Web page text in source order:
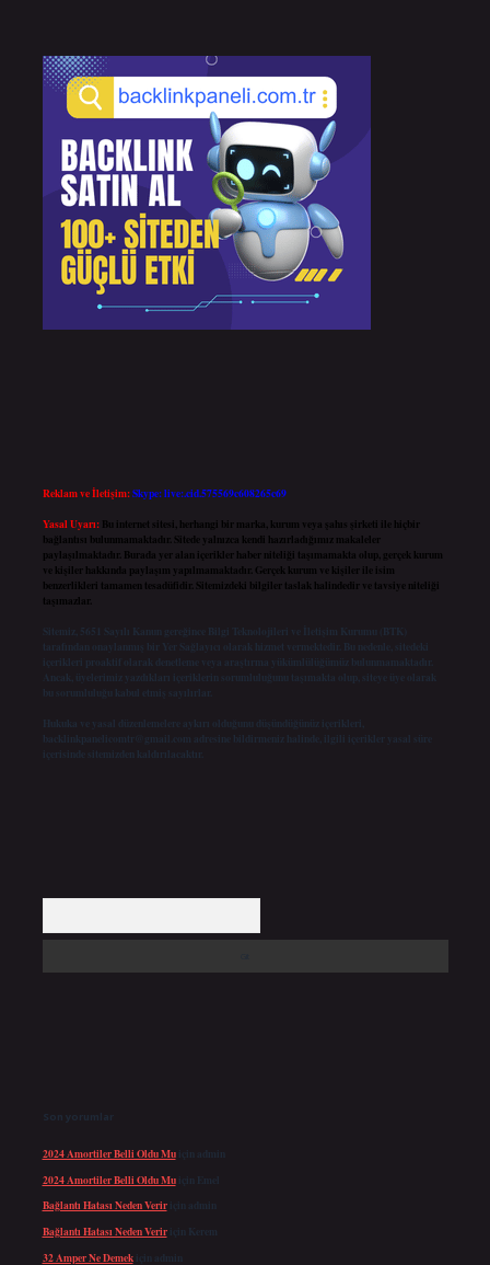
Reklam ve İletişim:Skype: live:.cid.575569c608265c69
Yasal Uyarı: Bu internet sitesi, herhangi bir marka, kurum veya şahıs şirketi ile hiçbir
bağlantısı bulunmamaktadır. Sitede yalnızca kendi hazırladığımız makaleler
paylaşılmaktadır. Burada yer alan içerikler haber niteliği taşımamakta olup, gerçek kurum
ve kişiler hakkında paylaşım yapılmamaktadır. Gerçek kurum ve kişiler ile isim
benzerlikleri tamamen tesadüfidir. Sitemizdeki bilgiler taslak halindedir ve tavsiye niteliği
taşımazlar.
Sitemiz, 5651 Sayılı Kanun gereğince Bilgi Teknolojileri ve İletişim Kurumu (BTK)
tarafından onaylanmış bir Yer Sağlayıcı olarak hizmet vermektedir. Bu nedenle, sitedeki
içerikleri proaktif olarak denetleme veya araştırma yükümlülüğümüz bulunmamaktadır.
Ancak, üyelerimiz yazdıkları içeriklerin sorumluluğunu taşımakta olup, siteye üye olarak
bu sorumluluğu kabul etmiş sayılırlar.
Hukuka ve yasal düzenlemelere aykırı olduğunu düşündüğünüz içerikleri,
backlinkpanelicomtr@gmail.com adresine bildirmeniz halinde, ilgili içerikler yasal süre
içerisinde sitemizden kaldırılacaktır.
Son yorumlar
2024 Amortiler Belli Oldu Muiçin admin
2024 Amortiler Belli Oldu Muiçin Emel
Bağlantı Hatası Neden Veririçin admin
Bağlantı Hatası Neden Veririçin Kerem
32 Amper Ne Demekiçin admin